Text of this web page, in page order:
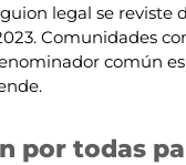
legal se reviste
Comunidades
común
por todas